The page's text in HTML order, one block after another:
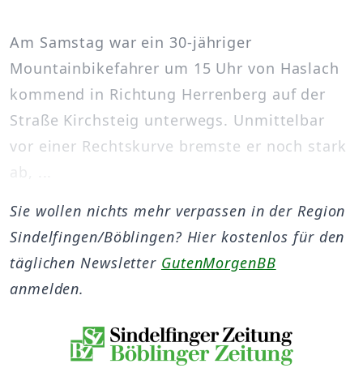
Am Samstag war ein 30-jähriger
Mountainbikefahrer um 15 Uhr von Haslach
kommend in Richtung Herrenberg auf der
Straße Kirchsteig unterwegs. Unmittelbar
vor einer Rechtskurve bremste er noch stark
ab, ...
Sie wollen nichts mehr verpassen in der Region
Sindelfingen/Böblingen? Hier kostenlos für den
täglichen Newsletter GutenMorgenBB
anmelden.